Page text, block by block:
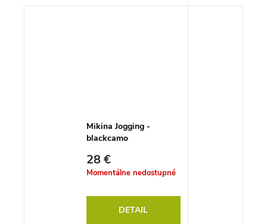
Mikina Jogging -
blackcamo
28 €
Momentálne nedostupné
DETAIL